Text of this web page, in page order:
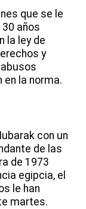
que se le
años
la ley de
y
la norma.
con un
de las
de 1973
egipcia, el
le han
martes.